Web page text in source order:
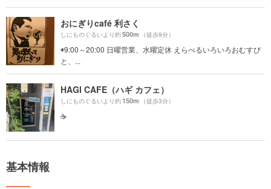
おにぎりcafé 利さく
しにものぐるいより約500m （徒歩9分）
◉9:00～20:00 日曜営業、水曜定休 えらべるいろいろおむすび
と、...
HAGI CAFE（ハギ カフェ）
しにものぐるいより約150m （徒歩3分）
☕️
基本情報